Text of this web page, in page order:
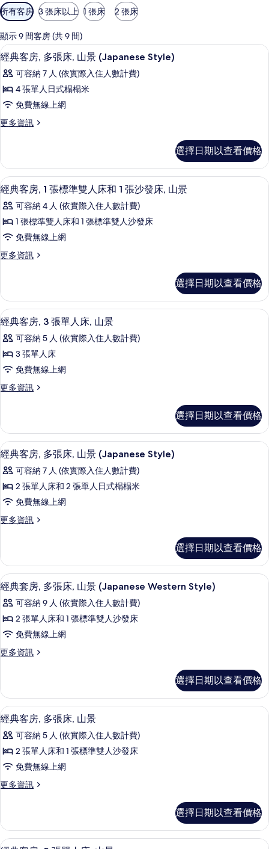
可
用
的
客
房
篩
選
條
所有客房 3 張床以上 1 張床 2 張床
顯示 9 間客房 (共 9 間)
顯
示
經
典
客
房,
張
床,
山
景
(Japanese
Style)
的
相
片
經典客房, 多張床, 山景 (Japanese
11
經典客房, 多張床, 山景 (Japanese Style)
可容納 7 人 (依實際入住人數計費)
4 張單人日式榻榻米
免費無線上網
更多資訊
更
客
房,
多
床,
山
(Japanese
Style)
的
選擇日期以查看價格
顯
示
經
典
客
房,
張
標
準
雙
人
床
和
沙
發
床,
山
景
的
所
片
經典客房, 1 張標準雙人床和 1 張沙發
11
經典客房, 1 張標準雙人床和 1 張沙發床, 山景
可容納 4 人 (依實際入住人數計費)
1 張標準雙人床和 1 張標準雙人沙發床
免費無線上網
更多資訊
更
客
房,
1
標
準
人
床
和
沙
床,
山
景
的
詳
情
選擇日期以查看價格
顯
示
經
典
客
房,
張
單
人
床,
山
景
的
相
片
經典客房, 3 張單人床, 山景 | 客房內
11
經典客房, 3 張單人床, 山景
可容納 5 人 (依實際入住人數計費)
3 張單人床
免費無線上網
更多資訊
更
客
房,
3
單
人
山
景
的
選擇日期以查看價格
顯
示
經
典
客
房,
張
床,
山
景
(Japanese
Style)
的
相
片
經典客房, 多張床, 山景 (Japanese
11
經典客房, 多張床, 山景 (Japanese Style)
可容納 7 人 (依實際入住人數計費)
2 張單人床和 2 張單人日式榻榻米
免費無線上網
更多資訊
更
客
房,
多
床,
山
(Japanese
Style)
的
選擇日期以查看價格
顯
示
經
典
套
房,
張
床,
山
景
(Japanese
Western
Style)
的
有
相
經典套房, 多張床, 山景 (Japanese
10
經典套房, 多張床, 山景 (Japanese Western Style)
可容納 9 人 (依實際入住人數計費)
2 張單人床和 1 張標準雙人沙發床
免費無線上網
更多資訊
更
套
房,
多
床,
山
(Japanese
Western
Style)
情
選擇日期以查看價格
顯
示
經
典
客
房,
張
床,
經典客房, 多張床, 山景 | 客房內保險
11
經典客房, 多張床, 山景
可容納 5 人 (依實際入住人數計費)
2 張單人床和 1 張標準雙人沙發床
免費無線上網
更多資訊
更
客
房,
選擇日期以查看價格
顯 經典客房, 2 張單人床, 山景 | 客房內